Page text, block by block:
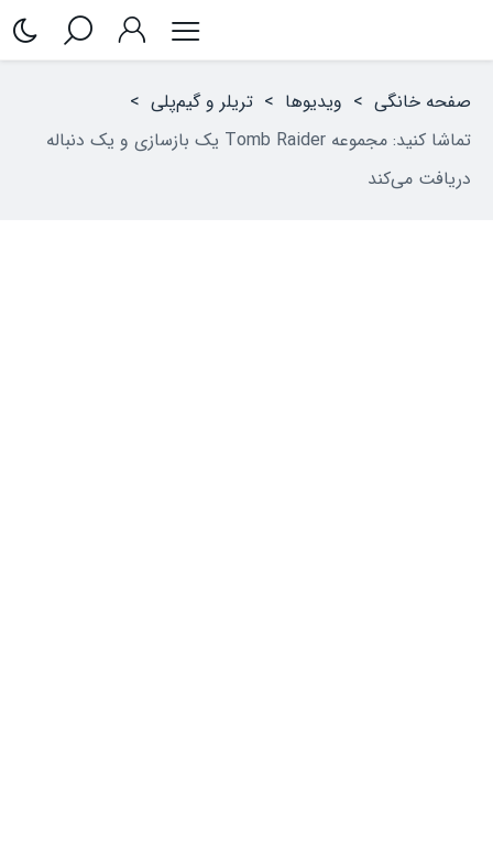
صفحه خانگی > ویدیوها > تریلر و گیم‌پلی >
تماشا کنید: مجموعه Tomb Raider یک بازسازی و یک دنباله
دریافت می‌کند